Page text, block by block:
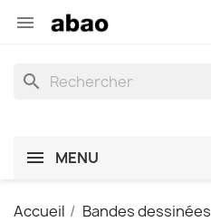

search
MENU
Accueil Bandes dessinées